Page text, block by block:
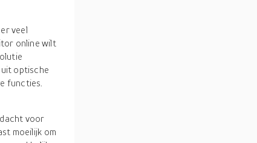
veel
online wilt
uit optische
functies.
voor
moeilijk om